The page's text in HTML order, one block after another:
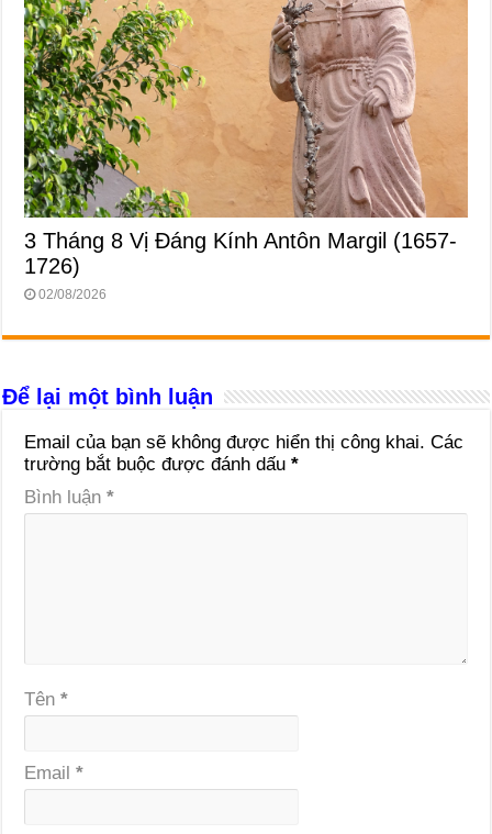
3 Tháng 8 Vị Ðáng Kính Antôn Margil (1657-
1726)
02/08/2026
Để lại một bình luận
Email của bạn sẽ không được hiển thị công khai. Các
trường bắt buộc được đánh dấu*
Bình luận*
Tên*
Email*